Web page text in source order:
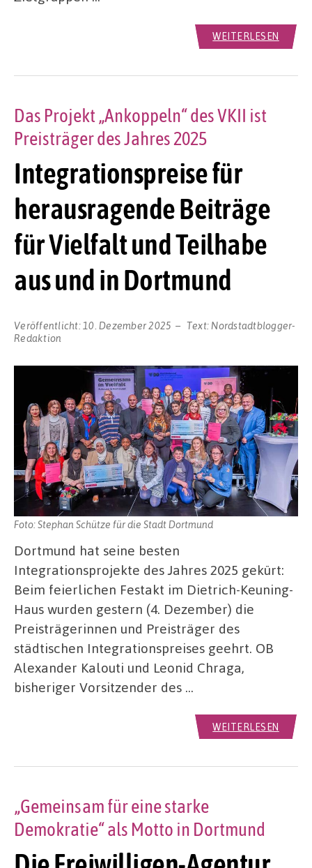
WEITERLESEN
Integrationspreise für
herausragende Beiträge
für Vielfalt und Teilhabe
aus und in Dortmund
Das Projekt „Ankoppeln“ des VKII ist
Preisträger des Jahres 2025
Veröffentlicht: 10. Dezember 2025 Text: Nordstadtblogger-
Redaktion
Foto: Stephan Schütze für die Stadt Dortmund
Dortmund hat seine besten
Integrationsprojekte des Jahres 2025 gekürt:
Beim feierlichen Festakt im Dietrich-Keuning-
Haus wurden gestern (4. Dezember) die
Preisträgerinnen und Preisträger des
städtischen Integrationspreises geehrt. OB
Alexander Kalouti und Leonid Chraga,
bisheriger Vorsitzender des …
WEITERLESEN
„Gemeinsam für eine starke
Demokratie“ als Motto in Dortmund